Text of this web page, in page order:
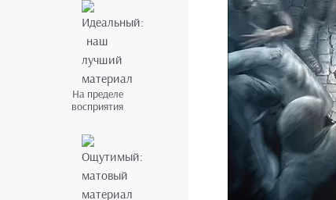
На пределе
восприятия